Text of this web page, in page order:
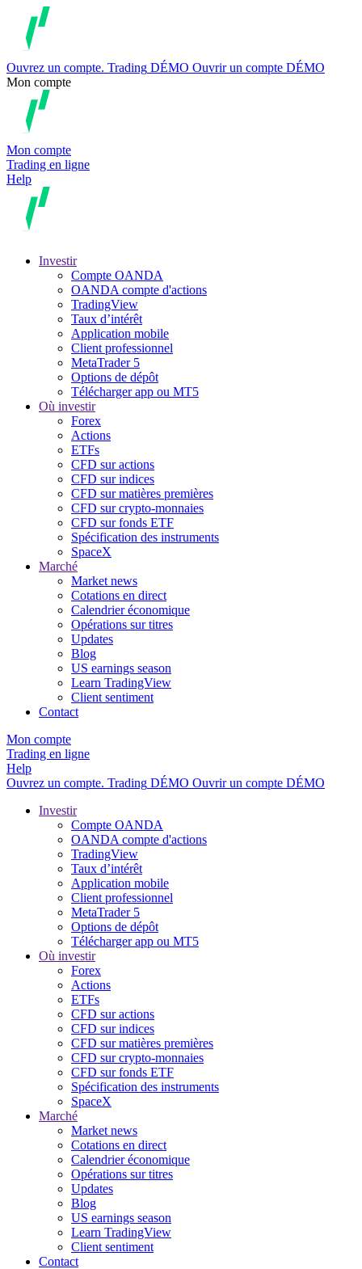
Ouvrez un compte. Trading DÉMO Ouvrir un compte DÉMO
Mon compte
Mon compte
Trading en ligne
Help
Investir
Compte OANDA
OANDA compte d'actions
TradingView
Taux d’intérêt
Application mobile
Client professionnel
MetaTrader 5
Options de dépôt
Télécharger app ou MT5
Où investir
Forex
Actions
ETFs
CFD sur actions
CFD sur indices
CFD sur matières premières
CFD sur crypto-monnaies
CFD sur fonds ETF
Spécification des instruments
SpaceX
Marché
Market news
Cotations en direct
Calendrier économique
Opérations sur titres
Updates
Blog
US earnings season
Learn TradingView
Client sentiment
Contact
Mon compte
Trading en ligne
Help
Ouvrez un compte. Trading DÉMO Ouvrir un compte DÉMO
Investir
Compte OANDA
OANDA compte d'actions
TradingView
Taux d’intérêt
Application mobile
Client professionnel
MetaTrader 5
Options de dépôt
Télécharger app ou MT5
Où investir
Forex
Actions
ETFs
CFD sur actions
CFD sur indices
CFD sur matières premières
CFD sur crypto-monnaies
CFD sur fonds ETF
Spécification des instruments
SpaceX
Marché
Market news
Cotations en direct
Calendrier économique
Opérations sur titres
Updates
Blog
US earnings season
Learn TradingView
Client sentiment
Contact